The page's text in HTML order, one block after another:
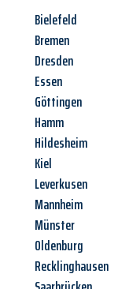
Bielefeld
Bremen
Dresden
Essen
Göttingen
Hamm
Hildesheim
Kiel
Leverkusen
Mannheim
Münster
Oldenburg
Recklinghausen